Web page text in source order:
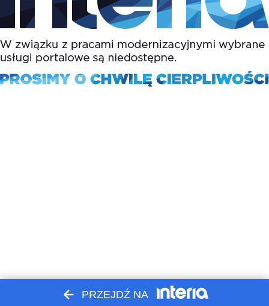
PRZEJDŹ NA